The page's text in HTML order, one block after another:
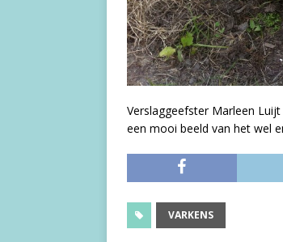
Verslaggeefster Marleen
een mooi beeld van het wel
VARKENS